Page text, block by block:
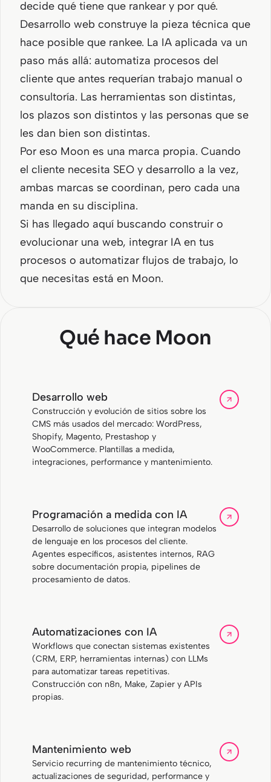
decide qué tiene que rankear y por qué.
Desarrollo web construye la pieza técnica que
hace posible que rankee. La IA aplicada va un
paso más allá: automatiza procesos del
cliente que antes requerían trabajo manual o
consultoría. Las herramientas son distintas,
los plazos son distintos y las personas que se
les dan bien son distintas.
Por eso Moon es una marca propia. Cuando
el cliente necesita SEO y desarrollo a la vez,
ambas marcas se coordinan, pero cada una
manda en su disciplina.
Si has llegado aquí buscando construir o
evolucionar una web, integrar IA en tus
procesos o automatizar flujos de trabajo, lo
que necesitas está en Moon.
Qué hace Moon
Desarrollo web
Construcción y evolución de sitios sobre los
CMS más usados del mercado: WordPress,
Shopify, Magento, Prestashop y
WooCommerce. Plantillas a medida,
integraciones, performance y mantenimiento.
Programación a medida con IA
Desarrollo de soluciones que integran modelos
de lenguaje en los procesos del cliente.
Agentes específicos, asistentes internos, RAG
sobre documentación propia, pipelines de
procesamiento de datos.
Automatizaciones con IA
Workflows que conectan sistemas existentes
(CRM, ERP, herramientas internas) con LLMs
para automatizar tareas repetitivas.
Construcción con n8n, Make, Zapier y APIs
propias.
Mantenimiento web
Servicio recurring de mantenimiento técnico,
actualizaciones de seguridad, performance y